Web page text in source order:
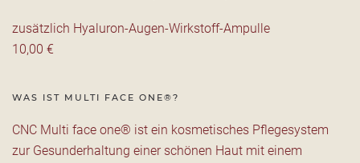
zusätzlich Hyaluron-Augen-Wirkstoff-Ampulle
10,00 €
WAS IST MULTI FACE ONE®?
CNC Multi face one® ist ein kosmetisches Pflegesystem
zur Gesunderhaltung einer schönen Haut mit einem